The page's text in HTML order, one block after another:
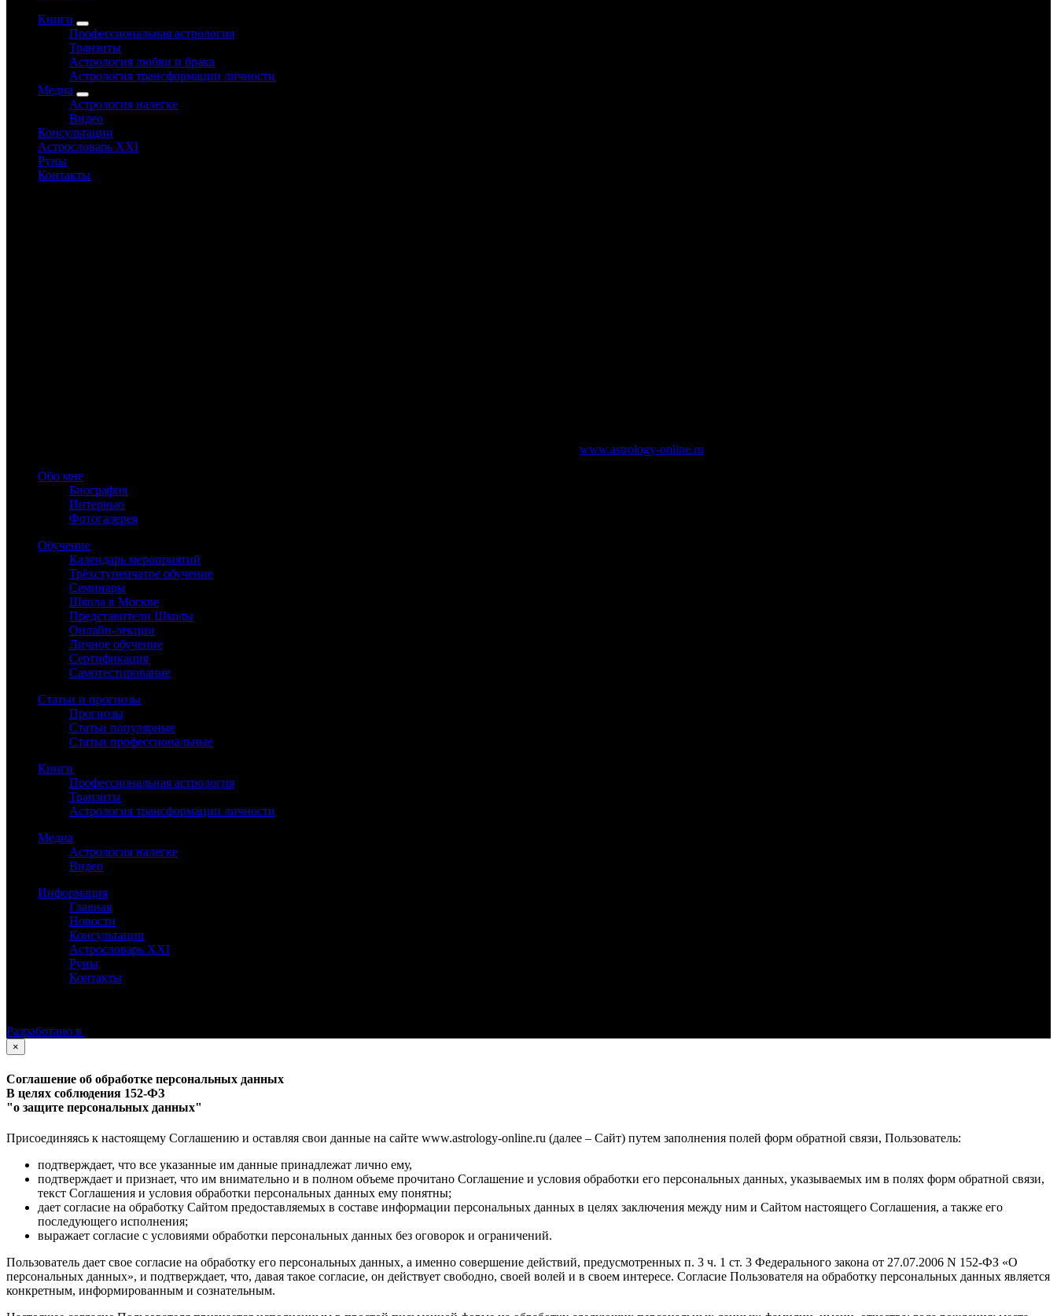
Книги
Профессиональная астрология
Транзиты
Астрология любви и брака
Астрология трансформации личности
Медиа
Астрология налегке
Видео
Консультации
Астрословарь XXI
Руны
Контакты
www.astrology-online.ru
Обо мне
Биография
Интервью
Фотогалерея
Обучение
Календарь мероприятий
Трёхступенчатое обучение
Семинары
Школа в Москве
Представители Школы
Онлайн-лекции
Личное обучение
Сертификация
Самотестирование
Статьи и прогнозы
Прогнозы
Статьи популярные
Статьи профессиональные
Книги
Профессиональная астрология
Транзиты
Астрология трансформации личности
Медиа
Астрология налегке
Видео
Информация
Главная
Новости
Консультации
Астрословарь XXI
Руны
Контакты
Разработано в
×
Соглашение об обработке персональных данных
В целях соблюдения 152-ФЗ
"о защите персональных данных"
Присоединяясь к настоящему Соглашению и оставляя свои данные на сайте www.astrology-online.ru (далее – Сайт) путем заполнения полей форм обратной связи, Пользователь:
подтверждает, что все указанные им данные принадлежат лично ему,
подтверждает и признает, что им внимательно и в полном объеме прочитано Соглашение и условия обработки его персональных данных, указываемых им в полях форм обратной связи,
текст Соглашения и условия обработки персональных данных ему понятны;
дает согласие на обработку Сайтом предоставляемых в составе информации персональных данных в целях заключения между ним и Сайтом настоящего Соглашения, а также его
последующего исполнения;
выражает согласие с условиями обработки персональных данных без оговорок и ограничений.
Пользователь дает свое согласие на обработку его персональных данных, а именно совершение действий, предусмотренных п. 3 ч. 1 ст. 3 Федерального закона от 27.07.2006 N 152-ФЗ «О
персональных данных», и подтверждает, что, давая такое согласие, он действует свободно, своей волей и в своем интересе. Согласие Пользователя на обработку персональных данных является
конкретным, информированным и сознательным.